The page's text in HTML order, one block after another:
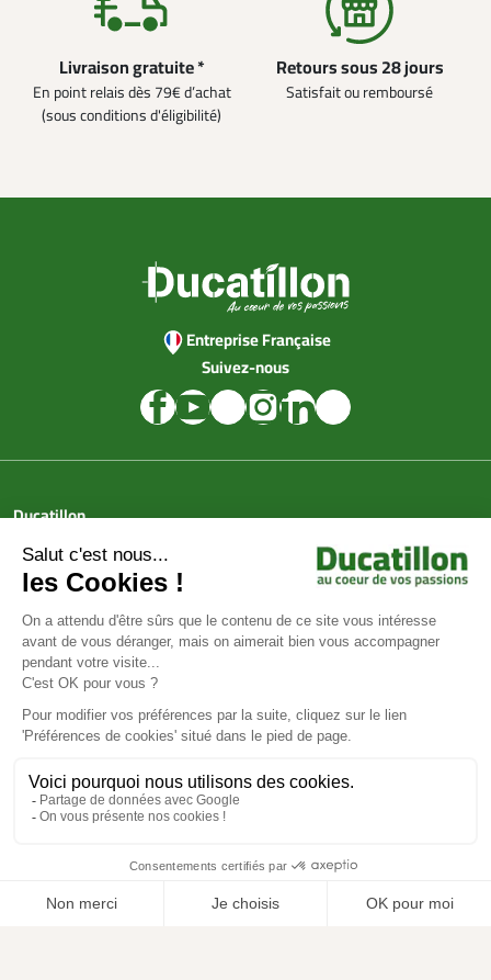
Livraison gratuite *
En point relais dès 79€ d’achat
(sous conditions d'éligibilité)
Retours sous 28 jours
Satisfait ou remboursé
Entreprise Française
Suivez-nous
Ducatillon
Achat en ligne
Services
Aide & Conseils
Paiement sécurisé
© Ducatillon 2026